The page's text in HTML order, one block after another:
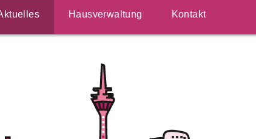
Hausverwaltung Kontakt